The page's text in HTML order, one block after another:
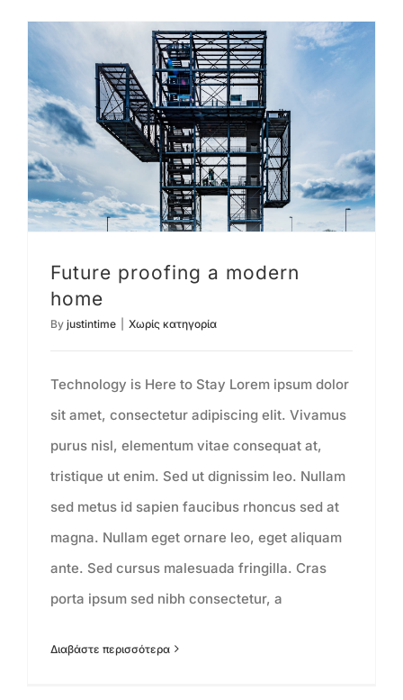
Future proofing a modern
home
By justintime Χωρίς κατηγορία
Technology is Here to Stay Lorem ipsum dolor
sit amet, consectetur adipiscing elit. Vivamus
purus nisl, elementum vitae consequat at,
tristique ut enim. Sed ut dignissim leo. Nullam
sed metus id sapien faucibus rhoncus sed at
magna. Nullam eget ornare leo, eget aliquam
ante. Sed cursus malesuada fringilla. Cras
porta ipsum sed nibh consectetur, a
Διαβάστε περισσότερα